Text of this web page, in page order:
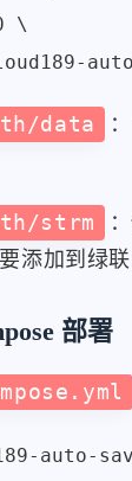
\
data
strm
添加到绿联
部署
auto-